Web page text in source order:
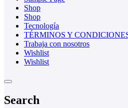
Shop
Shop
Tecnología
TÉRMINOS Y
Trabaja con nosotros
Wishlist
Wishlist
Search